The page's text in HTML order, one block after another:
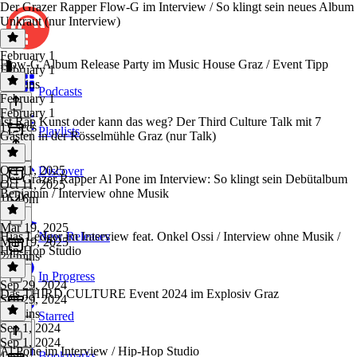
Podcasts
Playlists
Discover
New Releases
In Progress
Starred
Der Grazer Rapper Flow-G im Interview / So klingt sein neues Album
Unkraut (nur Interview)
February 1
February 1
27 mins
Flow-G Album Release Party im Music House Graz / Event Tipp
February 1
February 1
17 secs
Ist Rap Kunst oder kann das weg? Der Third Culture Talk mit 7
Gästen in der Rösselmühle Graz (nur Talk)
Oct 11, 2025
Oct 11, 2025
1h 16m
Der Grazer Rapper Al Pone im Interview: So klingt sein Debütalbum
Benjamin / Interview ohne Musik
Mar 19, 2025
Mar 19, 2025
24 mins
Hias Ledger im Interview feat. Onkel Ossi / Interview ohne Musik /
Hip-Hop Studio
Sep 29, 2024
Sep 29, 2024
29 mins
Das THIRD CULTURE Event 2024 im Explosiv Graz
Sep 1, 2024
Sep 1, 2024
Al Pone im Interview / Hip-Hop Studio